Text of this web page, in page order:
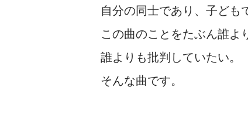
自分の同士であり、子ども
この曲のことをたぶん誰よ
誰よりも批判していたい。
そんな曲です。